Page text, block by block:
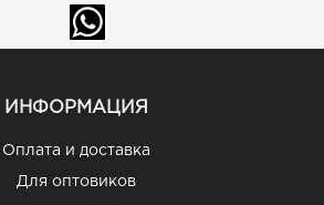
ИНФОРМАЦИЯ
Оплата и доставка
Для оптовиков